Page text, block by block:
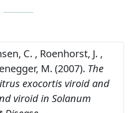
C. , Roenhorst, J. ,
M. (2007). The
exocortis viroid and
viroid in Solanum